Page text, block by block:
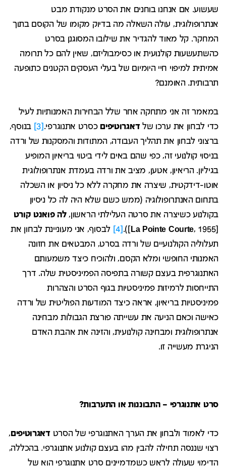
שעשוע. אם אנחנו בוחנים את הסרט מנקודת מבט
אנתרופולוגית, עולה השאלה מה בדיוק מקומו של הקוסם בתוך
המחקר. קל מאוד להגדיר את שילובו המסוגנן בסרט
כהשתעשעות קולנועית או כסימבוליזם, שאין להם כל תרומה
אמיתית למיפוי חיי היומיום של בעלי העסקים הקטנים כתופעה
תרבותית. האומנם?
במאמר זה אני מתחקה אחר שלל הבחירות האמנותיות לעיל
כדי לבחון את ערכו שלדאגרוטיפים כסרט אתנוגרפי.
בנוסף,
ברצוני לבחון את תהליך העבודה, המתודות והמסקנות של ורדה
בניסוי קולנועי זה, כפי שהם באים לידי ביטוי בריאיון המופיע
בגיליון. הריאיון, אטען, מציב את ורדה בעמדת אנתרופולוגית
אוטו-דידקטית, שיצרה את מחקרה ללא כל ניסיון או השכלה
בתחום האנתרופולוגיה (ממש כשם שלא היה לה כל ניסיון
בקולנוע כשיצרה את סרטה העלילתי הראשון,לה פואנט קורט
[
La Pointe Courte, 1955]).
לבסוף, אני מעוניינת לבחון את
תעלוליה הקולנועיים של ורדה בסרט, המבטאים את חזונה
האמנותי החופשי ומלא הקסם, ולהוכיח כיצד משמעותם
האתנוגרפית בעצם קשורה בתפיסה הפמיניסטית שלה. דרך
התייחסות לרמיזות פמיניסטיות בגוף הסרט והצהרות
פמיניסטיות בריאיון, אראה כיצד המודעות הפוליטית של ורדה
כאישה וכאם הניעה את עשייתה פורצת הגבולות מבחינה
אנתרופולוגית ומבחינה קולנועית, והזינה את אהבת האדם
הניגרת מעשייה זו.
סרט אתנוגרפי – התבוננות או התערבות?
כדי לאמוד ולבחון את הערך האתנוגרפי של הסרטדאגרוטיפים,
רצוי שננסה תחילה להבין מהו בעצם קולנוע אתנוגרפי. בהכללה,
הדימוי שעולה לראש כשמדמיינים סרט אתנוגרפי הוא של